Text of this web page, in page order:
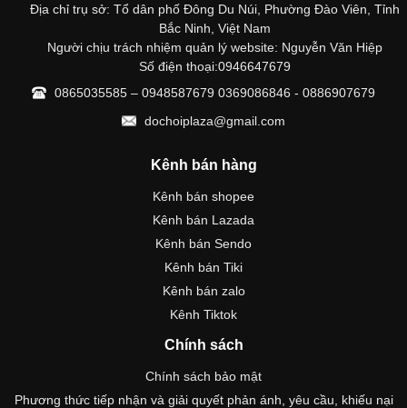
Địa chỉ trụ sở: Tổ dân phố Đông Du Núi, Phường Đào Viên, Tỉnh
Bắc Ninh, Việt Nam
Người chịu trách nhiệm quản lý website: Nguyễn Văn Hiệp
Số điện thoại:0946647679
0865035585 – 0948587679 0369086846 - 0886907679
dochoiplaza@gmail.com
Kênh bán hàng
Kênh bán shopee
Kênh bán Lazada
Kênh bán Sendo
Kênh bán Tiki
Kênh bán zalo
Kênh Tiktok
Chính sách
Chính sách bảo mật
Phương thức tiếp nhận và giải quyết phản ánh, yêu cầu, khiếu nại